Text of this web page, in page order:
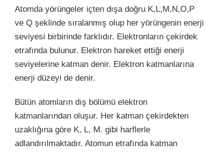
Atomda yörüngeler içten dışa doğru K,L,M,N,O,P
ve Q şeklinde sıralanmış olup her yörüngenin enerji
seviyesi birbirinde farklıdır. Elektronların çekirdek
etrafında bulunur. Elektron hareket ettiği enerji
seviyelerine katman denir. Elektron katmanlarına
enerji düzeyi de denir.
Bütün atomların dış bölümü elektron
katmanlarından oluşur. Her katman çekirdekten
uzaklığına göre K, L, M. gibi harflerle
adlandırılmaktadır. Atomun etrafında katman